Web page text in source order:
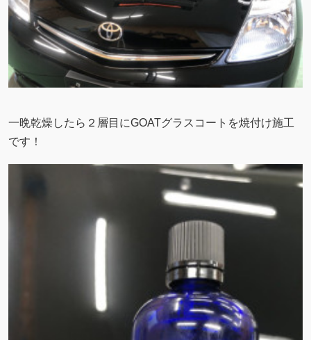
一晩乾燥したら２層目にGOATグラスコートを焼付け施工
です！